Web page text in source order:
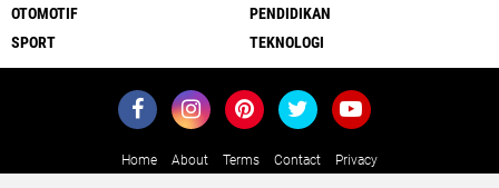
OTOMOTIF
PENDIDIKAN
SPORT
TEKNOLOGI
Home About Terms Contact
Privacy